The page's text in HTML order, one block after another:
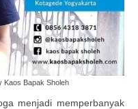
Kaos Bapak Sholeh
menjadi memperbanyak